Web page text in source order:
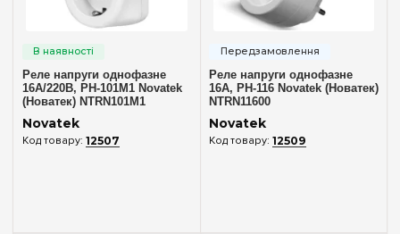
Реле напруги однофазне
16А/220В, РН-101М1 Novatek
(Новатек) NTRN101M1
Novatek
12507
Реле напруги однофазне
16А, РН-116 Novatek (Новатек)
NTRN11600
Novatek
12509